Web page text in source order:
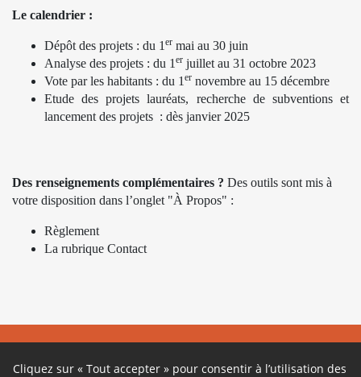
Le calendrier :
Dépôt des projets : du 1 er mai au 30 juin
Analyse des projets : du 1 er juillet au 31 octobre 2023
Vote par les habitants : du 1 er novembre au 15 décembre
Etude des projets lauréats, recherche de subventions et
lancement des projets : dès janvier 2025
Des renseignements complémentaires ? Des outils sont mis à
votre disposition dans l’onglet "À Propos" :
Règlement
La rubrique Contact
Cliquez sur « Tout accepter » pour consentir à l’utilisation des